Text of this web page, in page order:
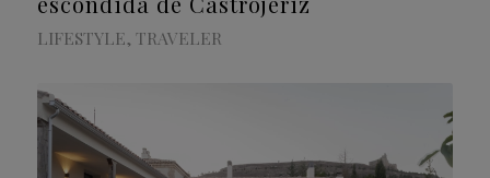
LIFESTYLE, TRAVELER